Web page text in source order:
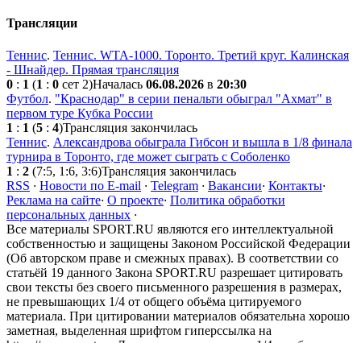
Трансляции
Теннис. Теннис. WTA-1000. Торонто. Третий круг. Калинская
- Шнайдер. Прямая трансляция
0 : 1 (1 : 0 сет 2)Началась 06.08.2026 в 20:30
Футбол. "Краснодар" в серии пенальти обыграл "Ахмат" в
первом туре Кубка России
1 : 1 (5 : 4)Трансляция закончилась
Теннис. Александрова обыграла Гибсон и вышла в 1/8 финала
турнира в Торонто, где может сыграть с Соболенко
1 : 2 (7:5, 1:6, 3:6)Трансляция закончилась
RSS · Новости по E-mail · Telegram · Вакансии· Контакты·
Реклама на сайте· О проекте· Политика обработки
персональных данных ·
Все материалы SPORT.RU являются его интеллектуальной
собственностью и защищены Законом Российской Федерации
(Об авторском праве и смежных правах). В соответствии со
статьёй 19 данного Закона SPORT.RU разрешает цитировать
свои тексты без своего письменного разрешения в размерах,
не превышающих 1/4 от общего объёма цитируемого
материала. При цитировании материалов обязательна хорошо
заметная, выделенная шрифтом гиперссылка на